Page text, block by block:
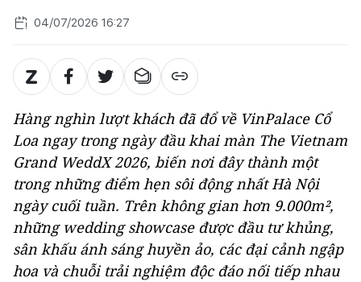
04/07/2026 16:27
Hàng nghìn lượt khách đã đổ về VinPalace Cổ
Loa ngay trong ngày đầu khai màn The Vietnam
Grand WeddX 2026, biến nơi đây thành một
trong những điểm hẹn sôi động nhất Hà Nội
ngày cuối tuần. Trên không gian hơn 9.000m²,
những wedding showcase được đầu tư khủng,
sân khấu ánh sáng huyền ảo, các đại cảnh ngập
hoa và chuỗi trải nghiệm độc đáo nối tiếp nhau